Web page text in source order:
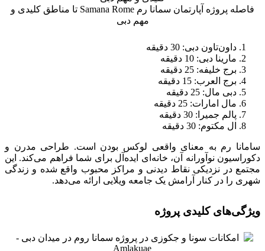
فاصله پروژه آپارتمان سمانا رم Samana Rome تا مناطق کلیدی و
مهم دبی
داون‌تاون دبی: 30 دقیقه
مارینا دبی: 10 دقیقه
برج خلیفه: 25 دقیقه
برج العرب: 15 دقیقه
دبی مال: 25 دقیقه
مال امارات: 25 دقیقه
پالم جمیرا: 30 دقیقه
ال مکتوم: 30 دقیقه
سامانا رم به معنای واقعی لوکس بودن است. طراحی مدرن و
دکوراسیون نوآورانه آن، خانه‌ای ایده‌آل برای شما فراهم می‌کند. این
مجتمع در نزدیکی نقاط دیدنی و مراکز محبوب واقع شده و زندگی
شهری را در کنار آرامش یک جامعه ویلایی ارائه می‌دهد.
ویژگی‌های کلیدی پروژه